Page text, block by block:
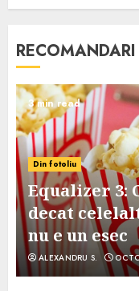
3 min read
Din fotoliu
Equalizer 3:
decat
nu e un esec
ALEXANDRU S.